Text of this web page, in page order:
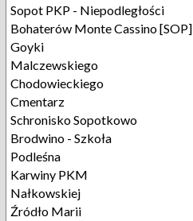
Sopot PKP - Niepodległości
Bohaterów Monte Cassino [SOP]
Goyki
Malczewskiego
Chodowieckiego
Cmentarz
Schronisko Sopotkowo
Brodwino - Szkoła
Podleśna
Karwiny PKM
Nałkowskiej
Źródło Marii